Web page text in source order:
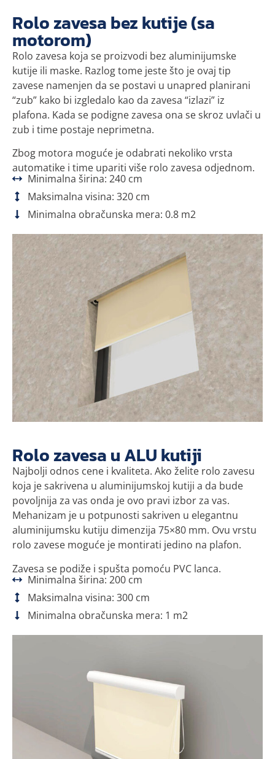
Rolo zavesa bez kutije (sa
motorom)
Rolo zavesa koja se proizvodi bez aluminijumske
kutije ili maske. Razlog tome jeste što je ovaj tip
zavese namenjen da se postavi u unapred planirani
“zub” kako bi izgledalo kao da zavesa “izlazi” iz
plafona. Kada se podigne zavesa ona se skroz uvlači u
zub i time postaje neprimetna.
Zbog motora moguće je odabrati nekoliko vrsta
automatike i time upariti više rolo zavesa odjednom.
Minimalna širina: 240 cm
Maksimalna visina: 320 cm
Minimalna obračunska mera: 0.8 m2
Rolo zavesa u ALU kutiji
Najbolji odnos cene i kvaliteta. Ako želite rolo zavesu
koja je sakrivena u aluminijumskoj kutiji a da bude
povoljnija za vas onda je ovo pravi izbor za vas.
Mehanizam je u potpunosti sakriven u elegantnu
aluminijumsku kutiju dimenzija 75×80 mm. Ovu vrstu
rolo zavese moguće je montirati jedino na plafon.
Zavesa se podiže i spušta pomoću PVC lanca.
Minimalna širina: 200 cm
Maksimalna visina: 300 cm
Minimalna obračunska mera: 1 m2